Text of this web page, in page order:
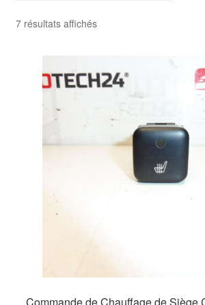
Panier
Politique de confidentialité
7 résultats affichésTrié
au
ancien